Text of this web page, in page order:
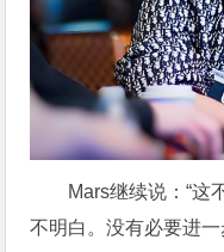
Mars继续说：“这
不明白。没有必要进